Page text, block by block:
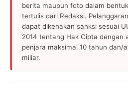
berita maupun foto dalam
tertulis dari Redaksi.
dapat dikenakan sanksi sesuai
2014 tentang Hak Cipta dengan
penjara maksimal 10 tahun dan/
miliar.